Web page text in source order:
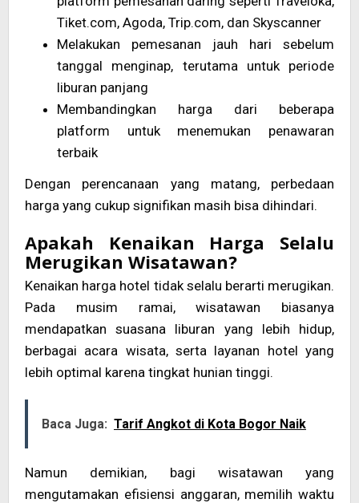
Tiket.com, Agoda, Trip.com, dan Skyscanner
Melakukan pemesanan jauh hari sebelum
tanggal menginap, terutama untuk periode
liburan panjang
Membandingkan harga dari beberapa
platform untuk menemukan penawaran
terbaik
Dengan perencanaan yang matang, perbedaan
harga yang cukup signifikan masih bisa dihindari.
Apakah Kenaikan Harga Selalu
Merugikan Wisatawan?
Kenaikan harga hotel tidak selalu berarti merugikan.
Pada musim ramai, wisatawan biasanya
mendapatkan suasana liburan yang lebih hidup,
berbagai acara wisata, serta layanan hotel yang
lebih optimal karena tingkat hunian tinggi.
Baca Juga: Tarif Angkot di Kota Bogor Naik
Namun demikian, bagi wisatawan yang
mengutamakan efisiensi anggaran, memilih waktu